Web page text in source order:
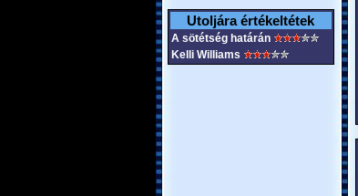
Utoljára értékeltétek
A sötétség határán
Kelli Williams